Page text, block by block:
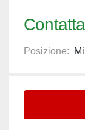
Posizione: